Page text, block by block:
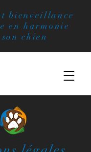
bienveillance
en harmonie
chien